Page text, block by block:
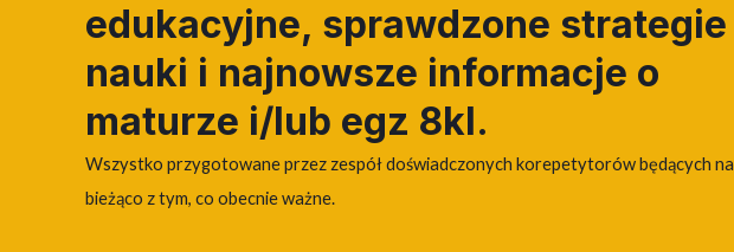
edukacyjne, sprawdzone strategie
nauki i najnowsze informacje o
maturze i/lub egz 8kl.
Wszystko przygotowane przez zespół doświadczonych korepetytorów będących na
bieżąco z tym, co obecnie ważne.